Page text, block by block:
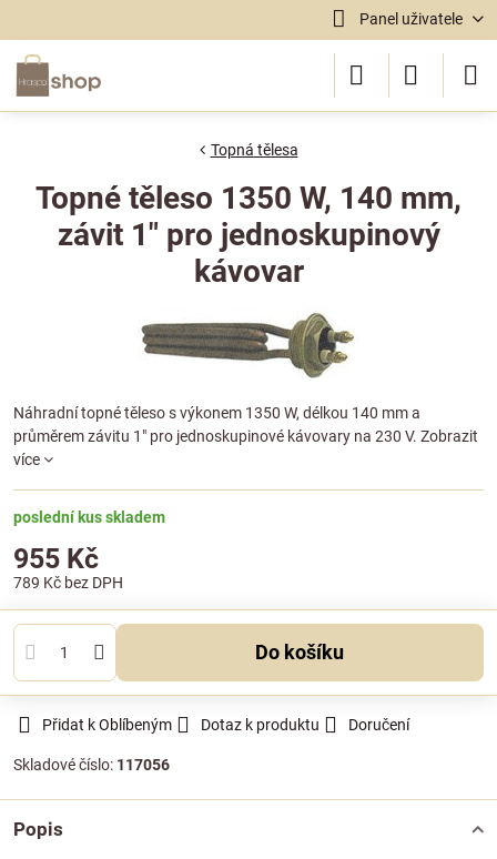
Panel uživatele
Topná tělesa
Topné těleso 1350 W, 140 mm,
závit 1" pro jednoskupinový
kávovar
Náhradní topné těleso s výkonem 1350 W, délkou 140 mm a
průměrem závitu 1" pro jednoskupinové kávovary na 230 V. Zobrazit
více
poslední kus skladem
955 Kč
789 Kč bez DPH
Do košíku
Přidat k Oblíbeným Dotaz k produktu Doručení
Skladové číslo: 117056
Popis